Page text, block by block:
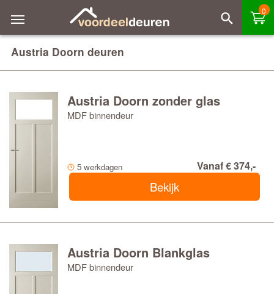
0
Austria Doorn deuren
Austria Doorn zonder glas
MDF binnendeur
5 werkdagen Vanaf € 374,-
Bekijk
Austria Doorn Blankglas
MDF binnendeur